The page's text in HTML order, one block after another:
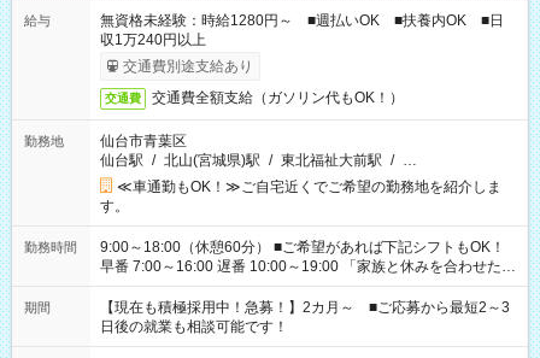
給与
無資格未経験：時給1280円～ ■週払いOK ■扶養内OK ■日
収1万240円以上
交通費別途支給あり
交通費 交通費全額支給（ガソリン代もOK！）
勤務地
仙台市青葉区
仙台駅 / 北山(宮城県)駅 / 東北福祉大前駅 / …
≪車通勤もOK！≫ご自宅近くでご希望の勤務地を紹介しま
す。
勤務時間
9:00～18:00（休憩60分） ■ご希望があれば下記シフトもOK！
早番 7:00～16:00 遅番 10:00～19:00 「家族と休みを合わせた
い」 「余裕を持って夕飯の準備がしたい」 「できれば残業はし
たくない」 など、ご希望を教えてくださいね。 ※Wワーク希望
の方へ 今ご覧のお仕事で希望する勤務時間と、もう1つのお仕事
の勤務時間。 合計で週40時間を超える場合は応募できません。
期間
【現在も積極採用中！急募！】2カ月～ ■ご応募から最短2～3
日後の就業も相談可能です！